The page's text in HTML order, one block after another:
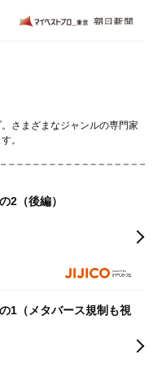
さまざまなジャンルの専門家
。
2（後編）
1（メタバース規制も視